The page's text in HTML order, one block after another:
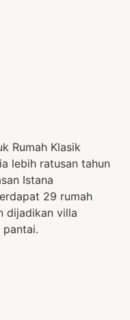
Rumah Klasik
lebih ratusan tahun
Istana
29 rumah
dijadikan villa
pantai.